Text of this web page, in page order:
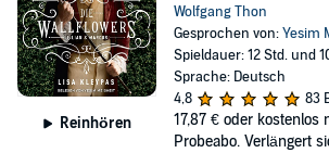
Reinhören
Wolfgang Thon
Gesprochen von:Yesim
Spieldauer: 12 Std. und
Sprache: Deutsch
4,8
83
17,87 € oder kostenlos
Probeabo. Verlängert